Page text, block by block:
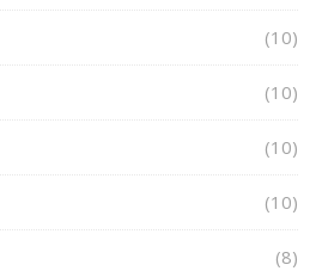
(10)
(10)
(10)
(10)
(8)